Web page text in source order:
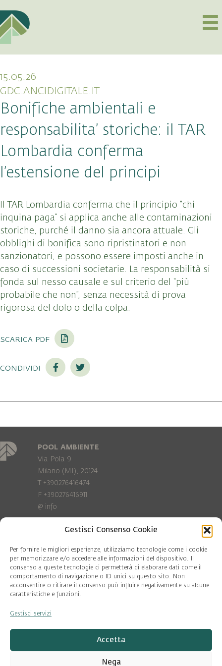
Gestisci Consenso Cookie
Per fornire le migliori esperienze, utilizziamo tecnologie come i cookie
per memorizzare e/o accedere alle informazioni del dispositivo. Il
consenso a queste tecnologie ci permetterà di elaborare dati come il
comportamento di navigazione o ID unici su questo sito. Non
acconsentire o ritirare il consenso può influire negativamente su alcune
caratteristiche e funzioni.
Gestisci servizi
Accetta
Nega
15.05.26
GDC.ANCIDIGITALE.IT
Bonifiche ambientali e
responsabilita’ storiche: il TAR
Lombardia conferma
l’estensione del principi
Il TAR Lombardia conferma che il principio “chi
inquina paga” si applica anche alle contaminazioni
storiche, purché il danno sia ancora attuale. Gli
obblighi di bonifica sono ripristinatori e non
sanzionatori, e possono essere imposti anche in
caso di successioni societarie. La responsabilità si
fonda sul nesso causale e sul criterio del “più
probabile che non”, senza necessità di prova
rigorosa del dolo o della colpa.
scarica pdf
condividi
POOL AMBIENTE
Via Pola 9
Milano (MI), 20124
T +390276416474
F +390276416911
@ info
Privacy Policy
Cookie policy
COD. FISC. 97081560159
P.IVA 06375640965
© Pool Ambiente 2026
DESIGN & DEVELOPMENT by